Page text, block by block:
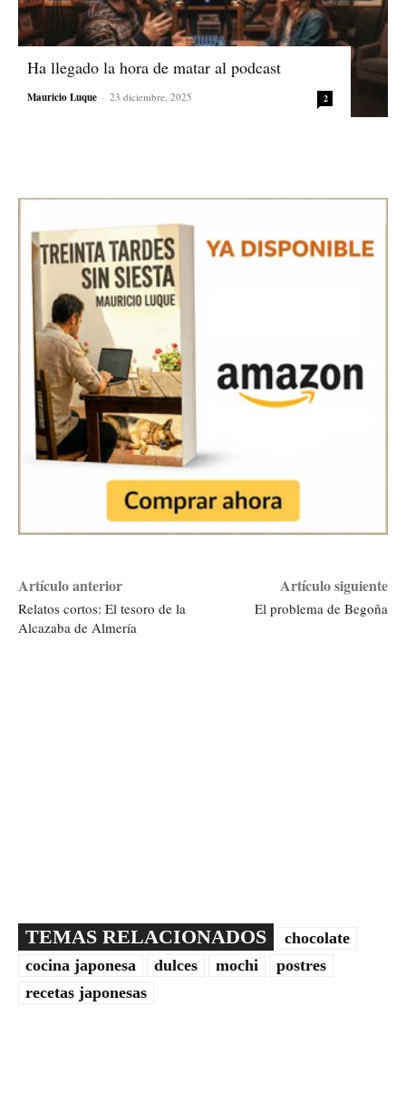
Ha llegado la hora de matar al podcast
Mauricio Luque - 23 diciembre, 2025 2
Artículo anterior
Relatos cortos: El tesoro de la
Alcazaba de Almería
Artículo siguiente
El problema de Begoña
TEMAS RELACIONADOS
chocolate
cocina japonesa
dulces mochi
postres
recetas japonesas